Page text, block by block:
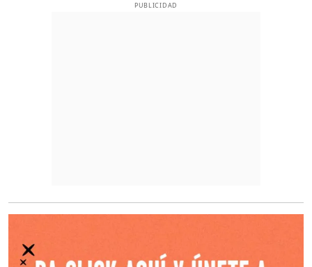
PUBLICIDAD